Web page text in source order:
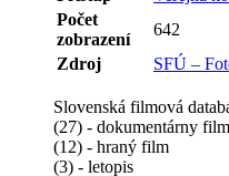
Počet
zobrazení
642
Zdroj
SFÚ –
Slovenská filmová
(27) - dokumentárny film
(12) - hraný film
(3) - letopis